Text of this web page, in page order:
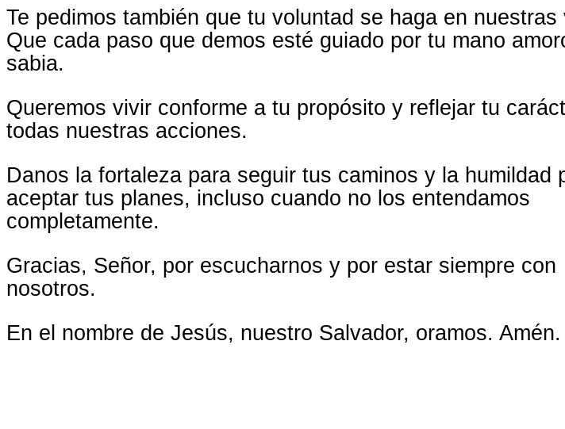
Te pedimos también que tu voluntad se haga en nuestras
Que cada paso que demos esté guiado por tu mano
sabia.
Queremos vivir conforme a tu propósito y reflejar tu
todas nuestras acciones.
Danos la fortaleza para seguir tus caminos y la humildad
aceptar tus planes, incluso cuando no los entendamos
completamente.
Gracias, Señor, por escucharnos y por estar siempre con
nosotros.
En el nombre de Jesús, nuestro Salvador, oramos. Amén.